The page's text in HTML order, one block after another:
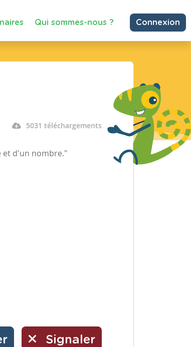
Qui sommes-nous ? Connexion
5031 téléchargements
et d'un nombre."
Signaler